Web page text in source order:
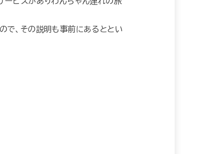
で、その説明も事前にあるととい